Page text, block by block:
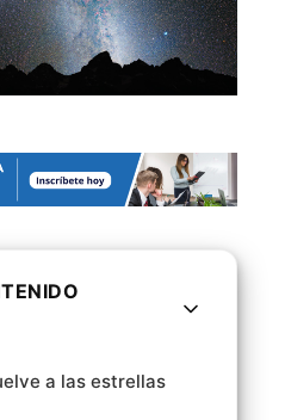
a las estrellas